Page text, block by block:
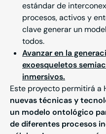
estándar de
procesos, activos y
clave generar un
todos.
Avanzar en la
exoesqueletos
inmersivos.
Este proyecto permitirá a
nuevas técnicas y
un modelo ontológico
de diferentes procesos